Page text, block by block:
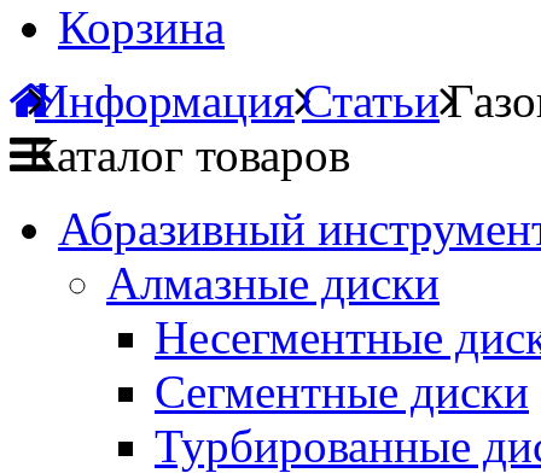
Корзина
ИнформацияСтатьи
Каталог товаров
Абразивный
Алмазные диски
Несегментные
Сегментные диски
Турбированные